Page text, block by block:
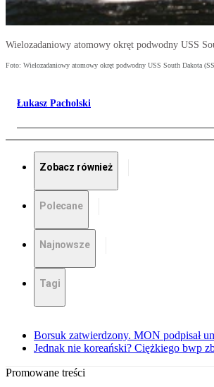
Wielozadaniowy atomowy okręt podwodny USS
Foto: Wielozadaniowy atomowy okręt podwodny USS South Dakota
Łukasz Pacholski
Zobacz również
Polecane
Najnowsze
Tagi
Borsuk zatwierdzony. MON podpisał
Jednak nie koreański? Ciężkiego bwp
Promowane treści